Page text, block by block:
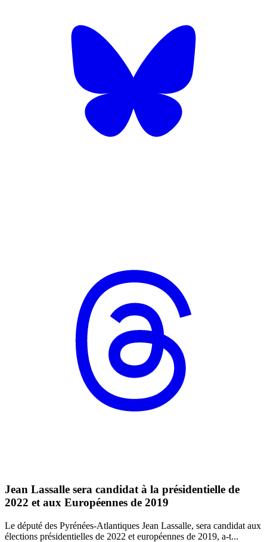
Jean Lassalle sera candidat à la présidentielle de
2022 et aux Européennes de 2019
Le député des Pyrénées-Atlantiques Jean Lassalle, sera candidat aux
élections présidentielles de 2022 et européennes de 2019, a-t...